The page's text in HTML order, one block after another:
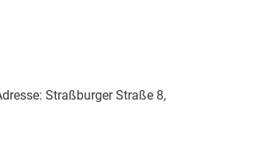
Straßburger Straße 8,